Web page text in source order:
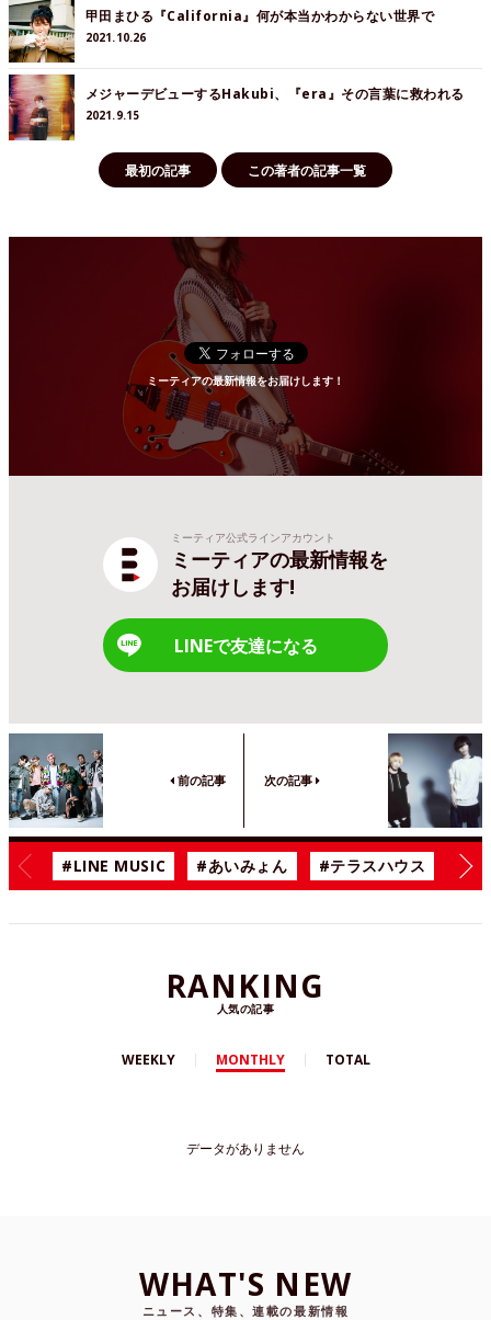
甲田まひる『California』何が本当かわからない世界で
2021.10.26
メジャーデビューするHakubi、『era』その言葉に救われる
2021.9.15
最初の記事 この著者の記事一覧
ミーティアの最新情報をお届けします！
ミーティア公式ラインアカウント
ミーティアの最新情報を
お届けします!
LINEで友達になる
前の記事 次の記事
#LINE MUSIC #あいみょん #テラスハウス #
RANKING
人気の記事
WEEKLY MONTHLY TOTAL
データがありません
WHAT'S NEW
ニュース、特集、連載の最新情報